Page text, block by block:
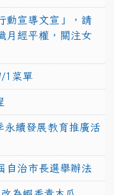
動宣導文宣」，請
月經平權，關注女
1菜單
永續發展教育推廣活
自治市長選舉辦法